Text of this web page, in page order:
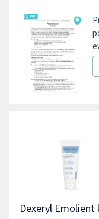
Dexeryl Emolient